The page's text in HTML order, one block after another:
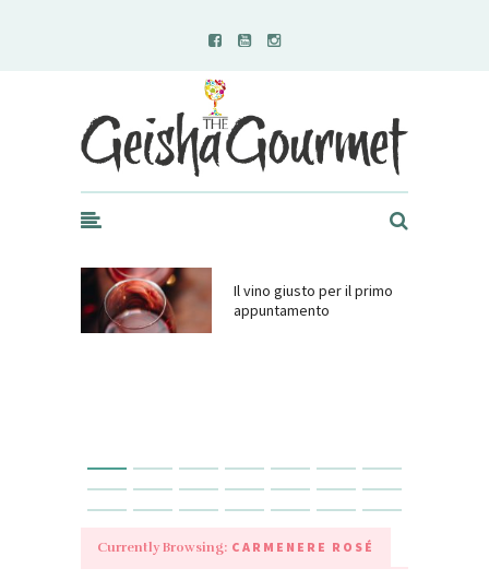
Geisha Gourmet
Il vino giusto per il primo
appuntamento
Currently Browsing: CARMENERE ROSÉ